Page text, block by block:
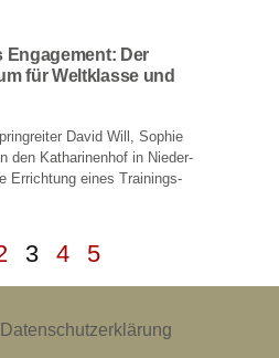
Engagement: Der
für Weltklasse und
David Will, Sophie
den Katharinenhof in Nieder-
Errichtung eines Trainings-
3 4 5